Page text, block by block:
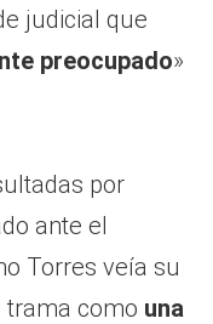
judicial que
preocupado»
por
ante el
Torres veía su
trama como una